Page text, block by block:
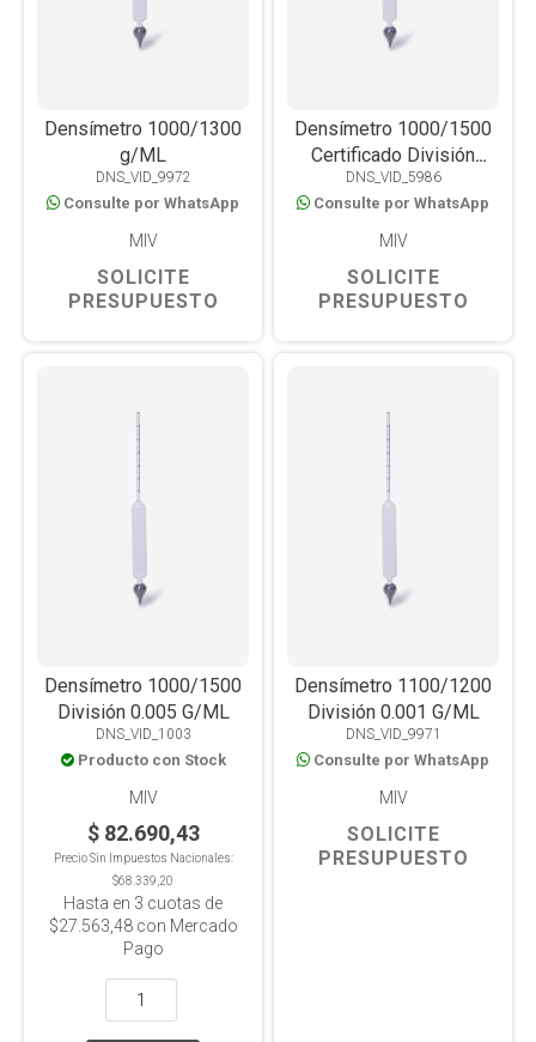
Densímetro 1000/1300
g/ML
DNS_VID_9972
Consulte por WhatsApp
MIV
SOLICITE
PRESUPUESTO
Densímetro 1000/1500
Certificado División
0.005 G/ML
DNS_VID_5986
Consulte por WhatsApp
MIV
SOLICITE
PRESUPUESTO
Densímetro 1000/1500
División 0.005 G/ML
DNS_VID_1003
Producto con Stock
MIV
$ 82.690,43
Precio Sin Impuestos Nacionales:
$68.339,20
Hasta en 3 cuotas de
$27.563,48con Mercado
Pago
Densímetro 1100/1200
División 0.001 G/ML
DNS_VID_9971
Consulte por WhatsApp
MIV
SOLICITE
PRESUPUESTO